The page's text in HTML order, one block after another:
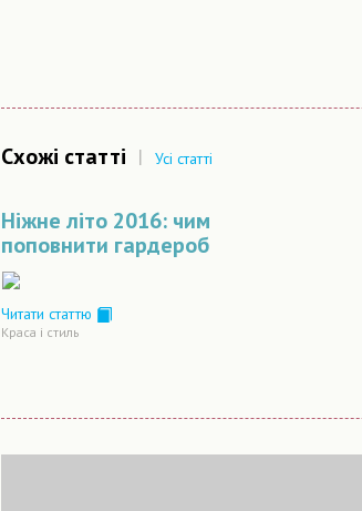
Схожі статті | Усі статті
Ніжне літо 2016: чим
поповнити гардероб
Читати статтю
Краса і стиль